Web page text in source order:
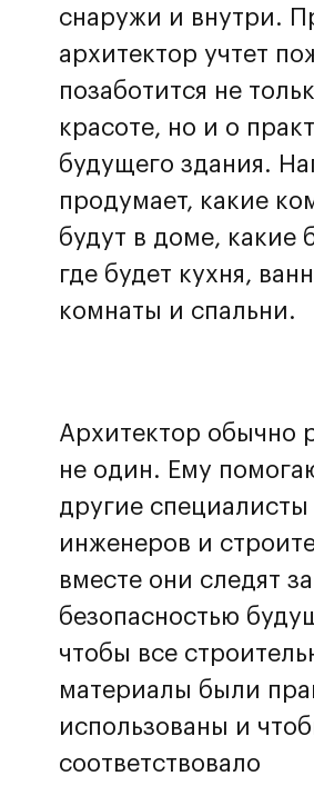
снаружи и внутри.
архитектор учтет
позаботится не
красоте, но и о
будущего здания.
продумает, какие
будут в доме, какие
где будет кухня,
комнаты и спальни.
Архитектор обычно
не один. Ему
другие
инженеров и
вместе они следят за
безопасностью
чтобы все
материалы были
использованы и
соответствовало